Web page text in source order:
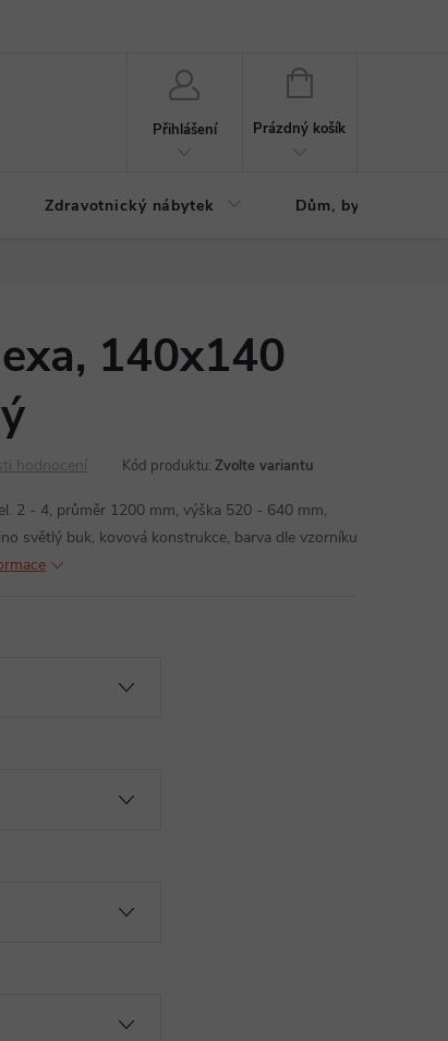
Přihlášení
NÁKUPNÍ
Prázdný košík
Zdravotnický nábytek Dům, byt, zahrada
140x140
hodnocení Kód produktu: Zvolte variantu
2 - 4, průměr 1200 mm, výška 520 - 640 mm,
světlý buk, kovová konstrukce, barva dle vzorníku